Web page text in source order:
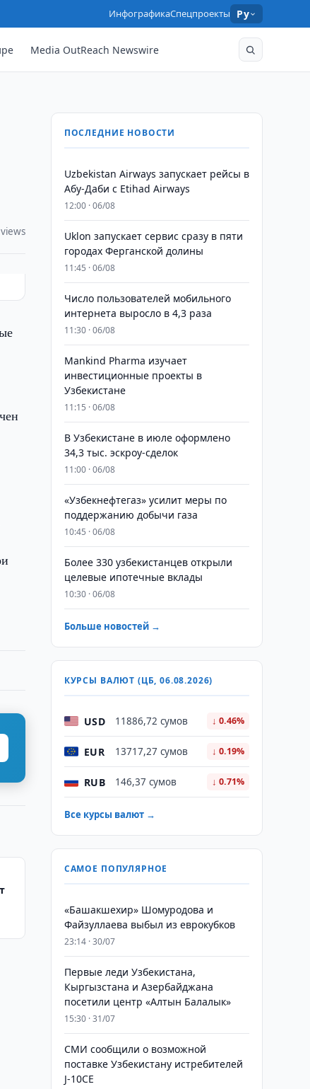
ИнфографикаСпецпроекты Ру
Media OutReach Newswire
ПОСЛЕДНИЕ НОВОСТИ
Uzbekistan Airways запускает рейсы в
Абу-Даби с Etihad Airways
12:00 · 06/08
Uklon запускает сервис сразу в пяти
городах Ферганской долины
11:45 · 06/08
Число пользователей мобильного
интернета выросло в 4,3 раза
11:30 · 06/08
Mankind Pharma изучает
инвестиционные проекты в
Узбекистане
11:15 · 06/08
В Узбекистане в июле оформлено
34,3 тыс. эскроу-сделок
11:00 · 06/08
«Узбекнефтегаз» усилит меры по
поддержанию добычи газа
10:45 · 06/08
Более 330 узбекистанцев открыли
целевые ипотечные вклады
10:30 · 06/08
Больше новостей →
КУРСЫ ВАЛЮТ (ЦБ, 06.08.2026)
USD 11886,72 сумов ↓ 0.46%
EUR 13717,27 сумов ↓ 0.19%
RUB 146,37 сумов ↓ 0.71%
Все курсы валют →
САМОЕ ПОПУЛЯРНОЕ
«Башакшехир» Шомуродова и
Файзуллаева выбыл из еврокубков
23:14 · 30/07
Первые леди Узбекистана,
Кыргызстана и Азербайджана
посетили центр «Алтын Балалык»
15:30 · 31/07
СМИ сообщили о возможной
поставке Узбекистану истребителей
J-10CE